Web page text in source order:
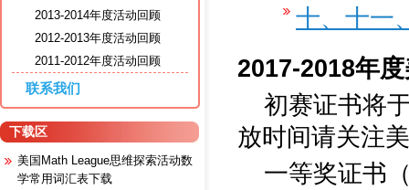
2013-2014年度活动回顾
2012-2013年度活动回顾
2011-2012年度活动回顾
联系我们
下载区
美国Math League思维探索活动数
学常用词汇表下载
十、十一
2017-2018年
初赛证书将
放时间请关注
一等奖证书